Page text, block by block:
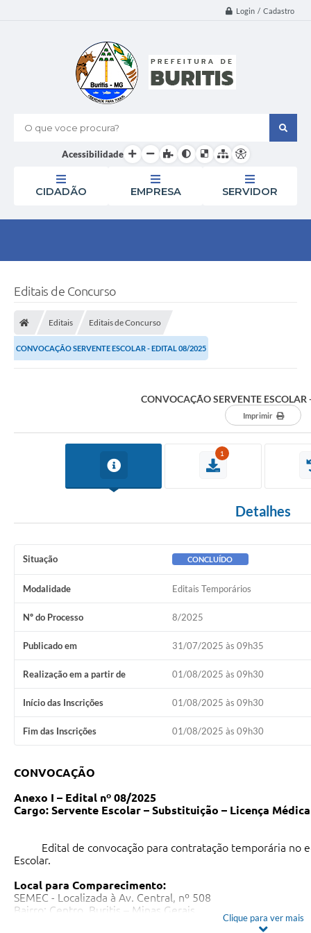
Login / Cadastro
O que voce procura?
Acessibilidade
CIDADÃO EMPRESA SERVIDOR
Editais de Concurso
Editais Editais de Concurso
CONVOCAÇÃO SERVENTE ESCOLAR - EDITAL 08/2025
CONVOCAÇÃO SERVENTE
Imprimir
1
Detalhes
Situação CONCLUÍDO
Modalidade Editais Temporários
Nº do Processo 8/2025
Publicado em 31/07/2025 às 09h35
Realização em a partir de 01/08/2025 às 09h30
Início das Inscrições 01/08/2025 às 09h30
Fim das Inscrições 01/08/2025 às 09h30
CONVOCAÇÃO
Anexo I – Edital nº 08/2025
Cargo: Servente Escolar – Substituição – Licença Médica
Edital de convocação para contratação temporária no
Escolar.
Local para Comparecimento:
SEMEC - Localizada à Av. Central, nº 508
Bairro: Centro, Buritis – Minas Gerais.
Clique para ver mais